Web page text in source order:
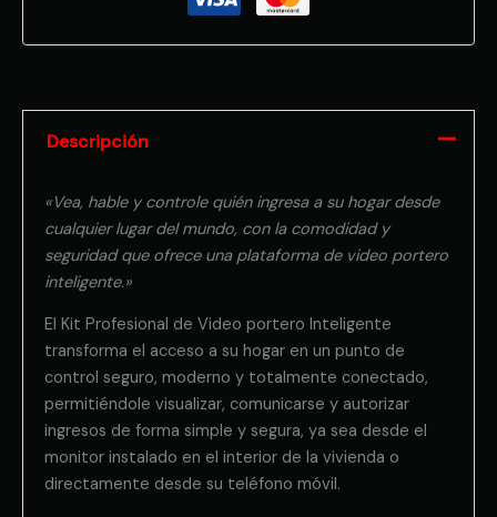
Descripción
«Vea, hable y controle quién ingresa a su hogar desde
cualquier lugar del mundo, con la comodidad y
seguridad que ofrece una plataforma de video portero
inteligente.»
El Kit Profesional de Video portero Inteligente
transforma el acceso a su hogar en un punto de
control seguro, moderno y totalmente conectado,
permitiéndole visualizar, comunicarse y autorizar
ingresos de forma simple y segura, ya sea desde el
monitor instalado en el interior de la vivienda o
directamente desde su teléfono móvil.